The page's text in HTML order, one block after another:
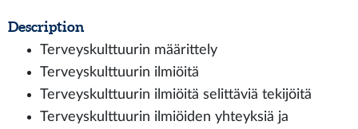
Description
Terveyskulttuurin määrittely
Terveyskulttuurin ilmiöitä
Terveyskulttuurin ilmiöitä selittäviä tekijöitä
Terveyskulttuurin ilmiöiden yhteyksiä ja